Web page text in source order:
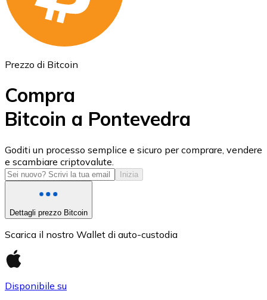
USD Coin
USDC
Prezzo di Bitcoin
Compra
Bitcoin a Pontevedra
Goditi un processo semplice e sicuro per comprare, vendere
e scambiare criptovalute.
Inizia
Dettagli prezzo Bitcoin
Scarica il nostro Wallet di auto-custodia
Disponibile su